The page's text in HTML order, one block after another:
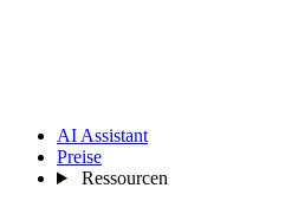
AI Assistant
Preise
Ressourcen